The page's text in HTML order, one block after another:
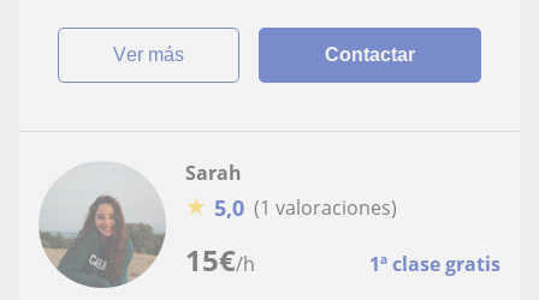
ver más Contactar
15€/h 1ª clase gratis
Sarah
★ 5,0 (1 valoraciones)